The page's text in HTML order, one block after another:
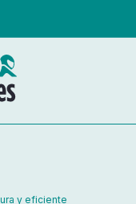
y eficiente